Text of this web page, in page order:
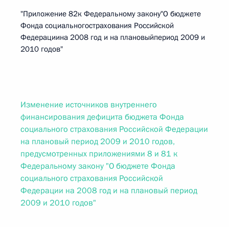
"Приложение 82к Федеральному закону"О бюджете
Фонда социальногострахования Российской
Федерациина 2008 год и на плановыйпериод 2009 и
2010 годов"
Изменение источников внутреннего
финансирования дефицита бюджета Фонда
социального страхования Российской Федерации
на плановый период 2009 и 2010 годов,
предусмотренных приложениями 8 и 81 к
Федеральному закону "О бюджете Фонда
социального страхования Российской
Федерации на 2008 год и на плановый период
2009 и 2010 годов"